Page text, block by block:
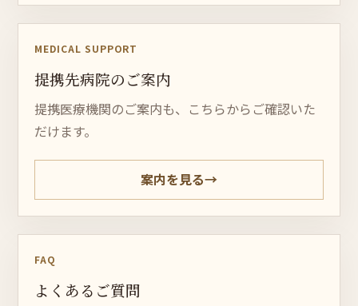
MEDICAL SUPPORT
提携先病院のご案内
提携医療機関のご案内も、こちらからご確認いた
だけます。
案内を見る→
FAQ
よくあるご質問